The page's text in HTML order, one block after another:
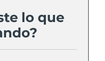
lo que